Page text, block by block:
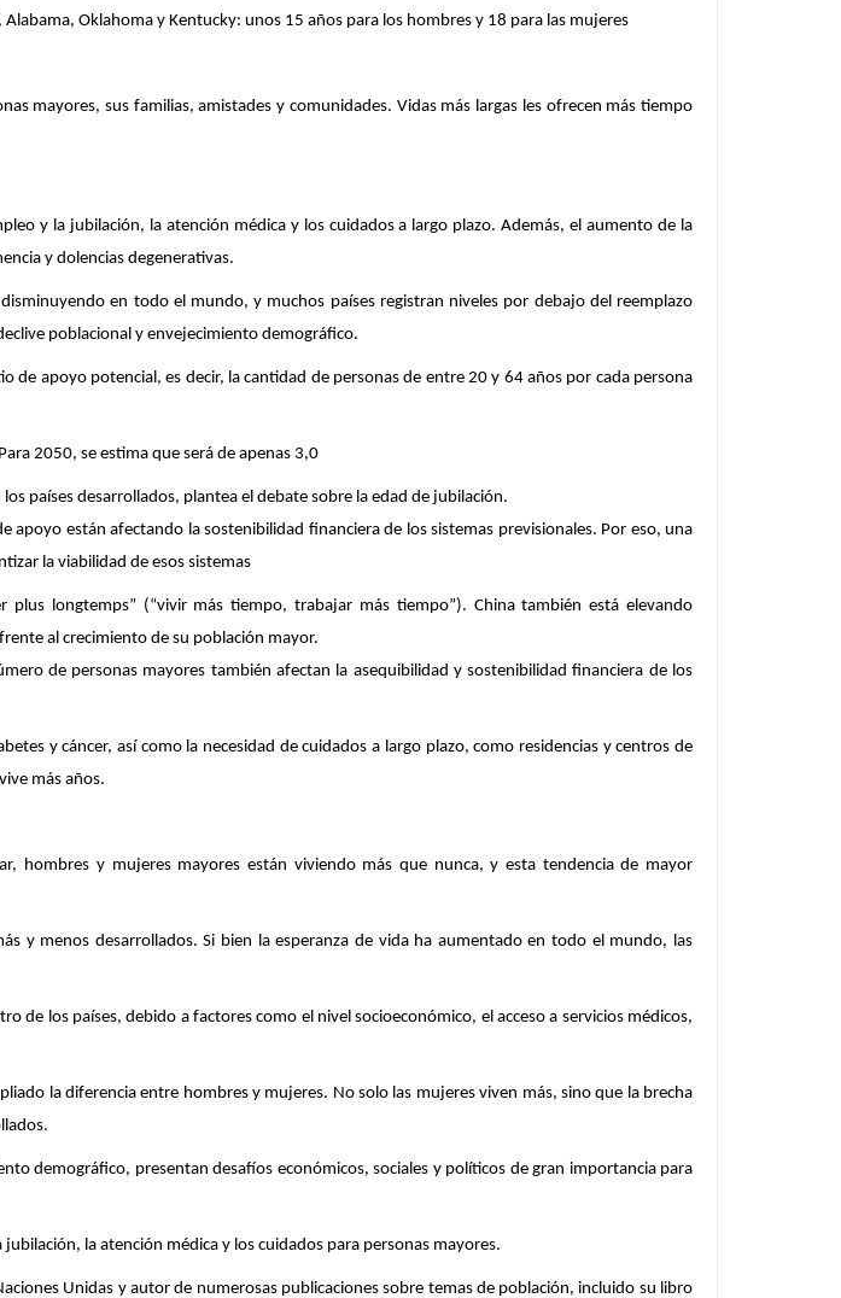
Oklahoma y Kentucky: unos 15 años para los hombres y 18 para las mujeres
mayores, sus familias, amistades y comunidades. Vidas más largas les ofrecen más tiempo
y la jubilación, la atención médica y los cuidados a largo plazo. Además, el aumento de la
y dolencias degenerativas.
en todo el mundo, y muchos países registran niveles por debajo del reemplazo
poblacional y envejecimiento demográfico.
de apoyo potencial, es decir, la cantidad de personas de entre 20 y 64 años por cada persona
2050, se estima que será de apenas 3,0
países desarrollados, plantea el debate sobre la edad de jubilación.
apoyo están afectando la sostenibilidad financiera de los sistemas previsionales. Por eso, una
la viabilidad de esos sistemas
longtemps” (“vivir más tiempo, trabajar más tiempo”). China también está elevando
al crecimiento de su población mayor.
de personas mayores también afectan la asequibilidad y sostenibilidad financiera de los
y cáncer, así como la necesidad de cuidados a largo plazo, como residencias y centros de
más años.
hombres y mujeres mayores están viviendo más que nunca, y esta tendencia de mayor
y menos desarrollados. Si bien la esperanza de vida ha aumentado en todo el mundo, las
de los países, debido a factores como el nivel socioeconómico, el acceso a servicios médicos,
la diferencia entre hombres y mujeres. No solo las mujeres viven más, sino que la brecha
demográfico, presentan desafíos económicos, sociales y políticos de gran importancia para
la atención médica y los cuidados para personas mayores.
Unidas y autor de numerosas publicaciones sobre temas de población, incluido su libro